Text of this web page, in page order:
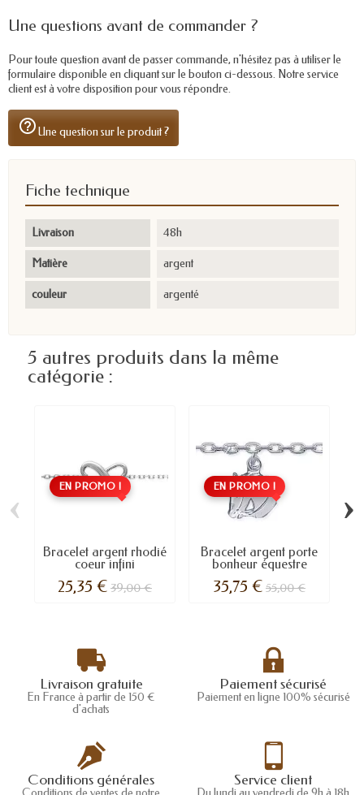
Une questions avant de commander ?
Pour toute question avant de passer commande, n'hésitez pas à utiliser le
formulaire disponible en cliquant sur le bouton ci-dessous. Notre service
client est à votre disposition pour vous répondre.
help_outlineUne question sur le produit ?
Fiche technique
Livraison 48h
Matière argent
couleur argenté
5 autres produits dans la même
catégorie :
EN PROMO !
Bracelet argent rhodié
coeur infini
25,35 € 39,00 €
EN PROMO !
Bracelet argent porte
bonheur équestre
35,75 € 55,00 €
‹ ›
Livraison gratuite
En France à partir de 150 €
d'achats
Paiement sécurisé
Paiement en ligne 100% sécurisé
Conditions générales Service client